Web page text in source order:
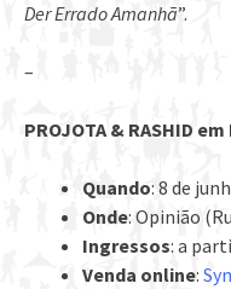
Der Errado Amanhã”.
–
PROJOTA & RASHID
Quando: 8 de
Onde: Opinião
Ingressos: a
Venda online: